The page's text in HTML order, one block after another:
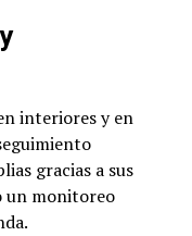
interiores y en
gracias a sus
un monitoreo